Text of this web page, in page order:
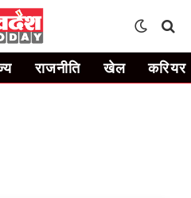
राजनीति खेल करियर